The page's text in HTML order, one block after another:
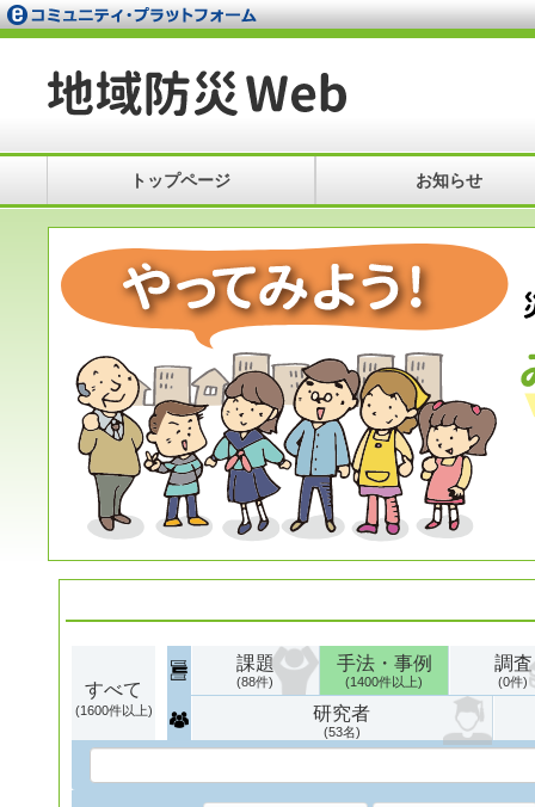
トップページ お知らせ
すべて
1600
課題
88
手法・事例
1400
調査
0
研究者
53